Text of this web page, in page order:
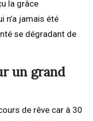
la grâce
n’a jamais été
se dégradant de
un grand
de rêve car à 30